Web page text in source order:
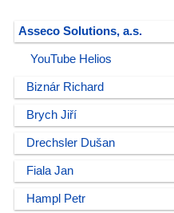
Asseco Solutions, a.s.
YouTube Helios
Biznár Richard
Brych Jiří
Drechsler Dušan
Fiala Jan
Hampl Petr